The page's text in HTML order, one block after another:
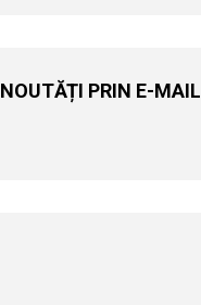
NOUTĂȚI PRIN E-MAIL